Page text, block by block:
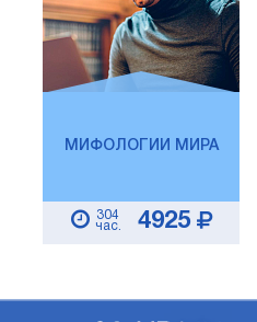
МИФОЛОГИИ МИРА
304
час.
4925